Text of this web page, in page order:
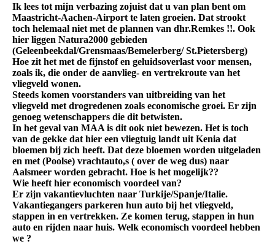
Ik lees tot mijn verbazing zojuist dat u van plan bent om
Maastricht-Aachen-Airport te laten groeien. Dat strookt
toch helemaal niet met de plannen van dhr.Remkes !!. Ook
hier liggen Natura2000 gebieden
(Geleenbeekdal/Grensmaas/Bemelerberg/ St.Pietersberg)
Hoe zit het met de fijnstof en geluidsoverlast voor mensen,
zoals ik, die onder de aanvlieg- en vertrekroute van het
vliegveld wonen.
Steeds komen voorstanders van uitbreiding van het
vliegveld met drogredenen zoals economische groei. Er zijn
genoeg wetenschappers die dit betwisten.
In het geval van MAA is dit ook niet bewezen. Het is toch
van de gekke dat hier een vliegtuig landt uit Kenia dat
bloemen bij zich heeft. Dat deze bloemen worden uitgeladen
en met (Poolse) vrachtauto,s ( over de weg dus) naar
Aalsmeer worden gebracht. Hoe is het mogelijk??
Wie heeft hier economisch voordeel van?
Er zijn vakantievluchten naar Turkije/Spanje/Italie.
Vakantiegangers parkeren hun auto bij het vliegveld,
stappen in en vertrekken. Ze komen terug, stappen in hun
auto en rijden naar huis. Welk economisch voordeel hebben
we ?